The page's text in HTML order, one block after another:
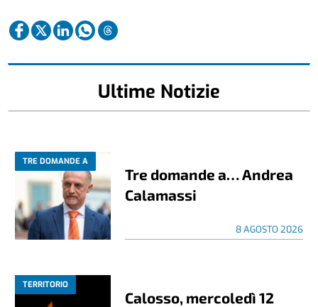
Ultime Notizie
TRE DOMANDE A
Tre domande a… Andrea
Calamassi
8 AGOSTO 2026
TERRITORIO
Calosso, mercoledì 12